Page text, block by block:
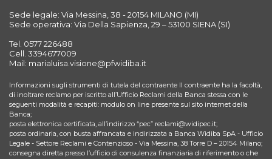
Sede legale: Via Messina, 38 - 20154 MILANO (MI)
Sede operativa: Via Della Sapienza, 29 – 53100 SIENA (SI)
Tel. 0577 226488
Cell. 3394677009
Mail: marialuisa.visione@pfwidiba.it
Informazioni sugli strumenti di tutela del contraente Il contraente ha la facoltà,
di inoltrare reclamo per iscritto all’Ufficio Reclami della Banca stessa con le
seguenti modalità e recapiti: modulo on line presente sul sito internet della
Banca;
posta elettronica certificata, all’indirizzo “pec” reclami@widipec.it;
posta ordinaria, con busta affrancata e indirizzata a Banca Widiba SpA - Ufficio
Legale - Settore Reclami e Contenzioso - Via Messina, 38 Torre D – 20154 Milano;
consegna diretta presso l’ufficio di consulenza finanziaria di riferimento o che